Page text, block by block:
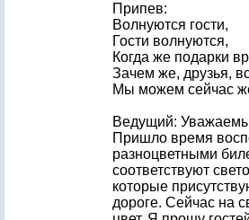
Припев:
Волнуются гости,
Гости волнуются,
Когда же подарки
Зачем же, друзья,
Мы можем сейчас
Ведущий:
Пришло время
разноцветными
соответствуют
которые
дороге. Сейчас на